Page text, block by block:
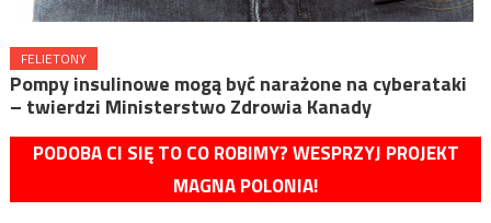
FELIETONY
Pompy insulinowe mogą być narażone na cyberataki
– twierdzi Ministerstwo Zdrowia Kanady
PODOBA CI SIĘ TO CO ROBIMY? WESPRZYJ PROJEKT
MAGNA POLONIA!